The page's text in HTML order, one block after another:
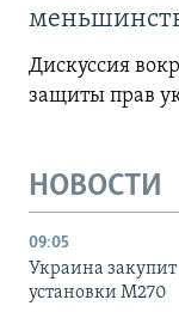
Дискуссия
защиты прав
НОВОСТИ
09:05
Украина
установки M270